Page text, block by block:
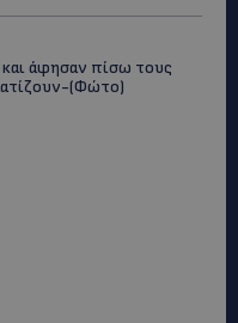
άφησαν πίσω τους
(Φώτο)